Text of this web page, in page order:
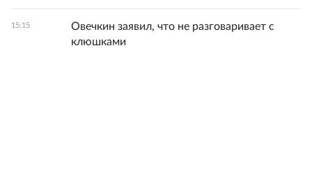
15:15
Овечкин заявил, что не разговаривает с
клюшками